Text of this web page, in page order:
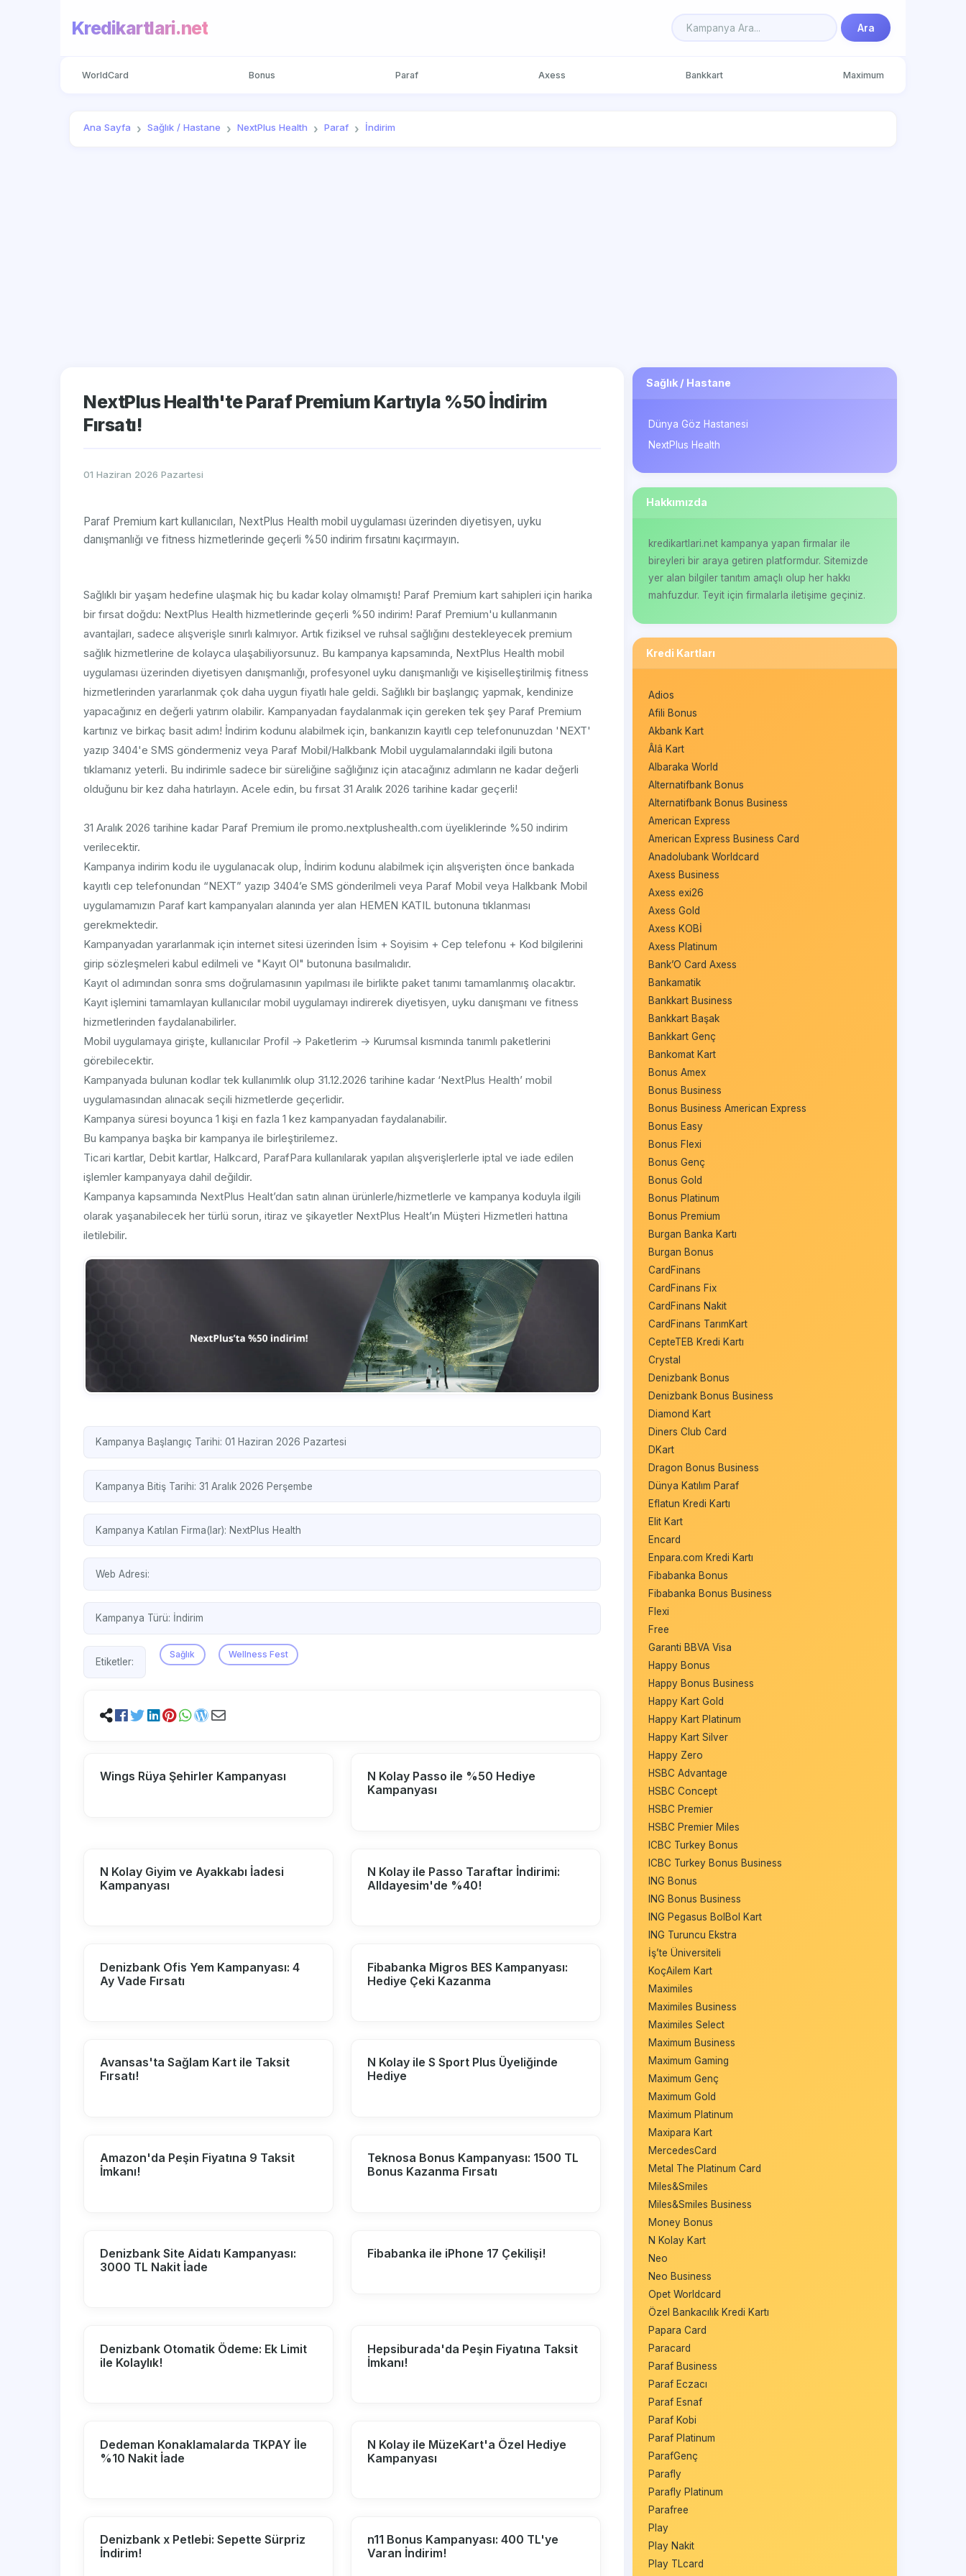
Kredikartlari.net Ara
WorldCard Bonus Paraf Axess Bankkart Maximum
Ana Sayfa Sağlık / Hastane NextPlus Health Paraf İndirim
NextPlus Health'te Paraf Premium Kartıyla %50 İndirim
Fırsatı!
01 Haziran 2026 Pazartesi
Paraf Premium kart kullanıcıları, NextPlus Health mobil uygulaması üzerinden diyetisyen, uyku
danışmanlığı ve fitness hizmetlerinde geçerli %50 indirim fırsatını kaçırmayın.
Sağlıklı bir yaşam hedefine ulaşmak hiç bu kadar kolay olmamıştı! Paraf Premium kart sahipleri için harika
bir fırsat doğdu: NextPlus Health hizmetlerinde geçerli %50 indirim! Paraf Premium'u kullanmanın
avantajları, sadece alışverişle sınırlı kalmıyor. Artık fiziksel ve ruhsal sağlığını destekleyecek premium
sağlık hizmetlerine de kolayca ulaşabiliyorsunuz. Bu kampanya kapsamında, NextPlus Health mobil
uygulaması üzerinden diyetisyen danışmanlığı, profesyonel uyku danışmanlığı ve kişiselleştirilmiş fitness
hizmetlerinden yararlanmak çok daha uygun fiyatlı hale geldi. Sağlıklı bir başlangıç yapmak, kendinize
yapacağınız en değerli yatırım olabilir. Kampanyadan faydalanmak için gereken tek şey Paraf Premium
kartınız ve birkaç basit adım! İndirim kodunu alabilmek için, bankanızın kayıtlı cep telefonunuzdan 'NEXT'
yazıp 3404'e SMS göndermeniz veya Paraf Mobil/Halkbank Mobil uygulamalarındaki ilgili butona
tıklamanız yeterli. Bu indirimle sadece bir süreliğine sağlığınız için atacağınız adımların ne kadar değerli
olduğunu bir kez daha hatırlayın. Acele edin, bu fırsat 31 Aralık 2026 tarihine kadar geçerli!
31 Aralık 2026 tarihine kadar Paraf Premium ile promo.nextplushealth.com üyeliklerinde %50 indirim
verilecektir.
Kampanya indirim kodu ile uygulanacak olup, İndirim kodunu alabilmek için alışverişten önce bankada
kayıtlı cep telefonundan “NEXT” yazıp 3404’e SMS gönderilmeli veya Paraf Mobil veya Halkbank Mobil
uygulamamızın Paraf kart kampanyaları alanında yer alan HEMEN KATIL butonuna tıklanması
gerekmektedir.
Kampanyadan yararlanmak için internet sitesi üzerinden İsim + Soyisim + Cep telefonu + Kod bilgilerini
girip sözleşmeleri kabul edilmeli ve "Kayıt Ol" butonuna basılmalıdır.
Kayıt ol adımından sonra sms doğrulamasının yapılması ile birlikte paket tanımı tamamlanmış olacaktır.
Kayıt işlemini tamamlayan kullanıcılar mobil uygulamayı indirerek diyetisyen, uyku danışmanı ve fitness
hizmetlerinden faydalanabilirler.
Mobil uygulamaya girişte, kullanıcılar Profil -> Paketlerim -> Kurumsal kısmında tanımlı paketlerini
görebilecektir.
Kampanyada bulunan kodlar tek kullanımlık olup 31.12.2026 tarihine kadar ‘NextPlus Health’ mobil
uygulamasından alınacak seçili hizmetlerde geçerlidir.
Kampanya süresi boyunca 1 kişi en fazla 1 kez kampanyadan faydalanabilir.
Bu kampanya başka bir kampanya ile birleştirilemez.
Ticari kartlar, Debit kartlar, Halkcard, ParafPara kullanılarak yapılan alışverişlerlerle iptal ve iade edilen
işlemler kampanyaya dahil değildir.
Kampanya kapsamında NextPlus Healt’dan satın alınan ürünlerle/hizmetlerle ve kampanya koduyla ilgili
olarak yaşanabilecek her türlü sorun, itiraz ve şikayetler NextPlus Healt’ın Müşteri Hizmetleri hattına
iletilebilir.
Kampanya Başlangıç Tarihi: 01 Haziran 2026 Pazartesi
Kampanya Bitiş Tarihi: 31 Aralık 2026 Perşembe
Kampanya Katılan Firma(lar): NextPlus Health
Web Adresi:
Kampanya Türü: İndirim
Etiketler:
Sağlık Wellness Fest
Wings Rüya Şehirler Kampanyası
N Kolay Passo ile %50 Hediye
Kampanyası
N Kolay Giyim ve Ayakkabı İadesi
Kampanyası
N Kolay ile Passo Taraftar İndirimi:
Alldayesim'de %40!
Denizbank Ofis Yem Kampanyası: 4
Ay Vade Fırsatı
Fibabanka Migros BES Kampanyası:
Hediye Çeki Kazanma
Avansas'ta Sağlam Kart ile Taksit
Fırsatı!
N Kolay ile S Sport Plus Üyeliğinde
Hediye
Amazon'da Peşin Fiyatına 9 Taksit
İmkanı!
Teknosa Bonus Kampanyası: 1500 TL
Bonus Kazanma Fırsatı
Denizbank Site Aidatı Kampanyası:
3000 TL Nakit İade
Fibabanka ile iPhone 17 Çekilişi!
Denizbank Otomatik Ödeme: Ek Limit
ile Kolaylık!
Hepsiburada'da Peşin Fiyatına Taksit
İmkanı!
Dedeman Konaklamalarda TKPAY İle
%10 Nakit İade
N Kolay ile MüzeKart'a Özel Hediye
Kampanyası
Denizbank x Petlebi: Sepette Sürpriz
İndirim!
n11 Bonus Kampanyası: 400 TL'ye
Varan İndirim!
Sağlık / Hastane
Dünya Göz Hastanesi
NextPlus Health
Hakkımızda
kredikartlari.net kampanya yapan firmalar ile
bireyleri bir araya getiren platformdur. Sitemizde
yer alan bilgiler tanıtım amaçlı olup her hakkı
mahfuzdur. Teyit için firmalarla iletişime geçiniz.
Kredi Kartları
Adios
Afili Bonus
Akbank Kart
Âlâ Kart
Albaraka World
Alternatifbank Bonus
Alternatifbank Bonus Business
American Express
American Express Business Card
Anadolubank Worldcard
Axess Business
Axess exi26
Axess Gold
Axess KOBİ
Axess Platinum
Bank’O Card Axess
Bankamatik
Bankkart Business
Bankkart Başak
Bankkart Genç
Bankomat Kart
Bonus Amex
Bonus Business
Bonus Business American Express
Bonus Easy
Bonus Flexi
Bonus Genç
Bonus Gold
Bonus Platinum
Bonus Premium
Burgan Banka Kartı
Burgan Bonus
CardFinans
CardFinans Fix
CardFinans Nakit
CardFinans TarımKart
CepteTEB Kredi Kartı
Crystal
Denizbank Bonus
Denizbank Bonus Business
Diamond Kart
Diners Club Card
DKart
Dragon Bonus Business
Dünya Katılım Paraf
Eflatun Kredi Kartı
Elit Kart
Encard
Enpara.com Kredi Kartı
Fibabanka Bonus
Fibabanka Bonus Business
Flexi
Free
Garanti BBVA Visa
Happy Bonus
Happy Bonus Business
Happy Kart Gold
Happy Kart Platinum
Happy Kart Silver
Happy Zero
HSBC Advantage
HSBC Concept
HSBC Premier
HSBC Premier Miles
ICBC Turkey Bonus
ICBC Turkey Bonus Business
ING Bonus
ING Bonus Business
ING Pegasus BolBol Kart
ING Turuncu Ekstra
İş’te Üniversiteli
KoçAilem Kart
Maximiles
Maximiles Business
Maximiles Select
Maximum Business
Maximum Gaming
Maximum Genç
Maximum Gold
Maximum Platinum
Maxipara Kart
MercedesCard
Metal The Platinum Card
Miles&Smiles
Miles&Smiles Business
Money Bonus
N Kolay Kart
Neo
Neo Business
Opet Worldcard
Özel Bankacılık Kredi Kartı
Papara Card
Paracard
Paraf Business
Paraf Eczacı
Paraf Esnaf
Paraf Kobi
Paraf Platinum
ParafGenç
Parafly
Parafly Platinum
Parafree
Play
Play Nakit
Play TLcard